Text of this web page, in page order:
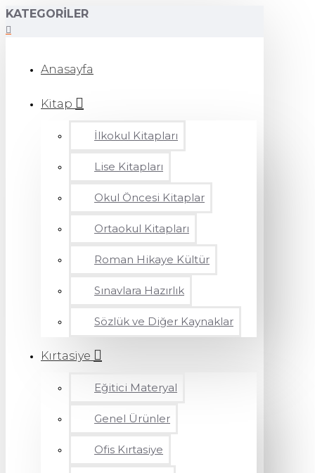
KATEGORILER
Anasayfa
Kitap
İlkokul Kitapları
Lise Kitapları
Okul Öncesi Kitaplar
Ortaokul Kitapları
Roman Hikaye Kültür
Sınavlara Hazırlık
Sözlük ve Diğer Kaynaklar
Kırtasiye
Eğitici Materyal
Genel Ürünler
Ofis Kırtasiye